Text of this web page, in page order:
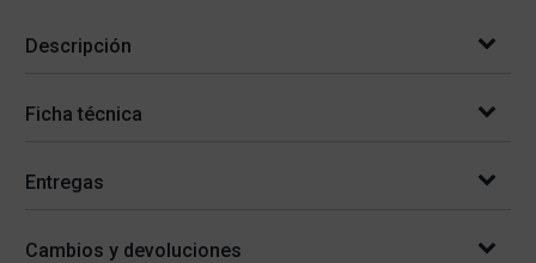
Descripción
Ficha técnica
Entregas
Cambios y devoluciones